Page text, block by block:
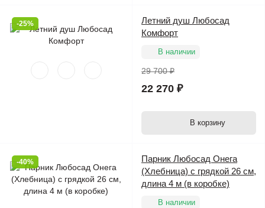
-25%
Летний душ Любосад
Комфорт
В наличии
29 700 ₽
22 270 ₽
В корзину
-40%
Парник Любосад Онега
(Хлебница) с грядкой 26 см,
длина 4 м (в коробке)
В наличии